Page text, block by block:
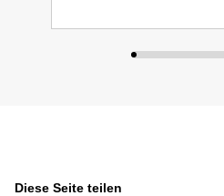
Diese Seite teilen